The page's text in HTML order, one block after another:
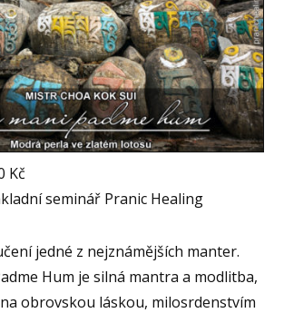
Kč
seminář Pranic Healing
jedné z nejznámějších manter.
Hum je silná mantra a modlitba,
obrovskou láskou, milosrdenstvím